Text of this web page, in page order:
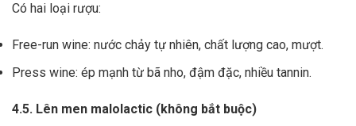
Có hai loại rượu:
Free-run wine: nước chảy tự nhiên, chất lượng cao, mượt.
Press wine: ép mạnh từ bã nho, đậm đặc, nhiều tannin.
4.5. Lên men malolactic (không bắt buộc)